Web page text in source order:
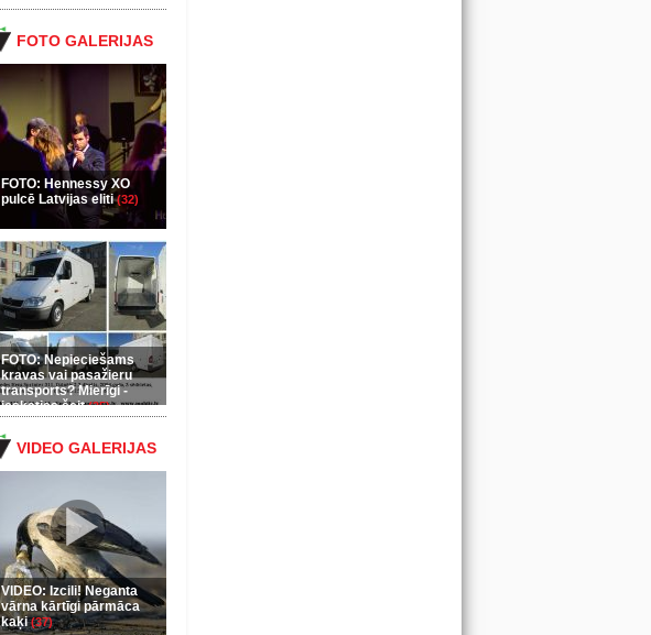
FOTO GALERIJAS
FOTO: Hennessy XO
pulcē Latvijas eliti(32)
FOTO: Nepieciešams
kravas vai pasažieru
transports? Mierīgi -
ieskaties šeit(35)
VIDEO GALERIJAS
VIDEO: Izcili! Neganta
vārna kārtīgi pārmāca
kaķi(37)